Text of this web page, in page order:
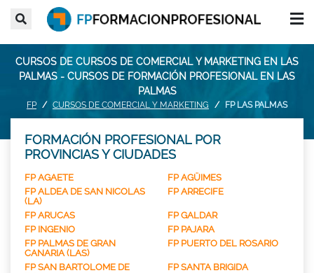
CURSOS DE CURSOS DE COMERCIAL Y MARKETING EN LAS
PALMAS - CURSOS DE FORMACIÓN PROFESIONAL EN LAS
PALMAS
FP CURSOS DE COMERCIAL Y MARKETING FP LAS PALMAS
FORMACIÓN PROFESIONAL POR
PROVINCIAS Y CIUDADES
FP AGAETE
FP AGÜIMES
FP ALDEA DE SAN NICOLAS
(LA)
FP ARRECIFE
FP ARUCAS
FP GALDAR
FP INGENIO
FP PAJARA
FP PALMAS DE GRAN
CANARIA (LAS)
FP PUERTO DEL ROSARIO
FP SAN BARTOLOME DE
FP SANTA BRIGIDA